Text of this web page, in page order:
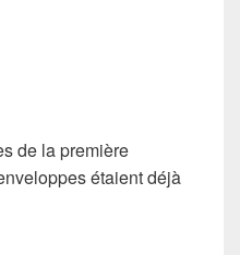
de la première
étaientdéjà